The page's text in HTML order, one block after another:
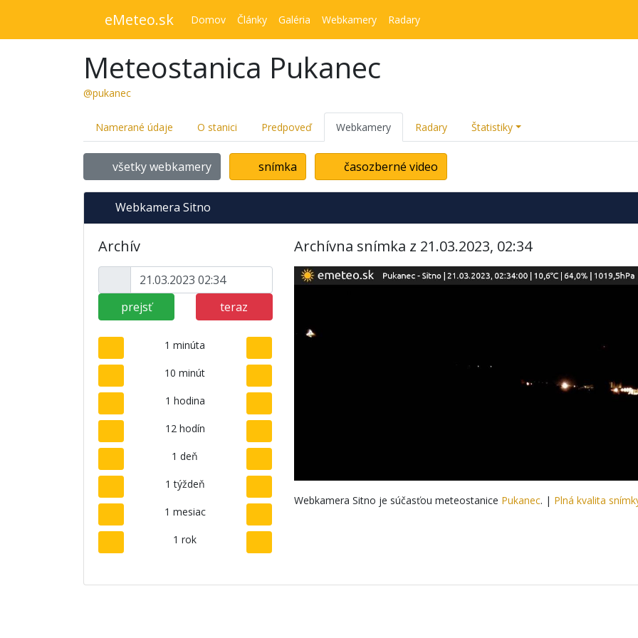
eMeteo.sk Domov Články Galéria Webkamery Radary
Meteostanica Pukanec
@pukanec
Namerané údaje O stanici Predpoveď Webkamery Radary Štatistiky
všetky webkamery snímka časozberné video
Webkamera Sitno
Archív
prejsť teraz
1 minúta
10 minút
1 hodina
12 hodín
1 deň
1 týždeň
1 mesiac
1 rok
Archívna snímka z 21.03.2023, 02:34
Webkamera Sitno je súčasťou meteostanice Pukanec. | Plná kvalita